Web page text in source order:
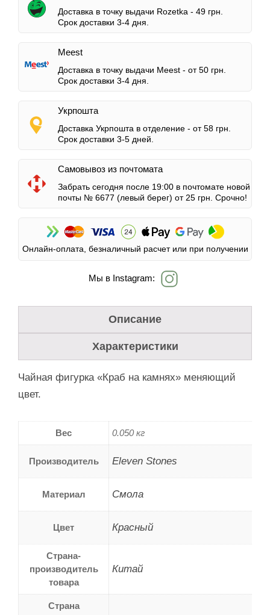
Доставка в точку выдачи Rozetka - 49 грн.
Срок доставки 3-4 дня.
Meest
Доставка в точку выдачи Meest - от 50 грн.
Срок доставки 3-4 дня.
Укрпошта
Доставка Укрпошта в отделение - от 58 грн.
Срок доставки 3-5 дней.
Самовывоз из почтомата
Забрать сегодня после 19:00 в почтомате новой
почты № 6677 (левый берег) от 25 грн. Срочно!
Онлайн-оплата, безналичный расчет или при получении
Мы в Instagram:
Описание
Характеристики
Чайная фигурка «Краб на камнях» меняющий
цвет.
Вес 0.050 кг
Производитель Eleven Stones
Материал Смола
Цвет Красный
Страна-
производитель
товара
Китай
Страна